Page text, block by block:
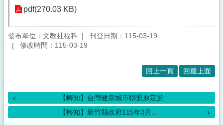
pdf(270.03 KB)
發布單位：文教社福科
刊登日期：115-03-19
修改時間：115-03-19
回上一頁 回最上面
【轉知】台灣健康城市聯盟原定於...
【轉知】新竹縣政府115年3月...